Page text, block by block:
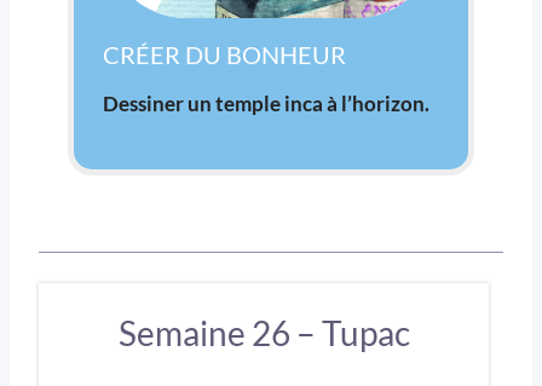
CRÉER DU BONHEUR
Dessiner un temple inca à l’horizon.
Semaine 26 – Tupac